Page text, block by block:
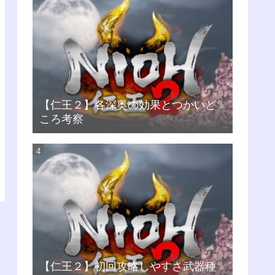
【仁王２】各深奥の効果とつかいど
ころ考察
【仁王２】初回攻略しやすさ武器種